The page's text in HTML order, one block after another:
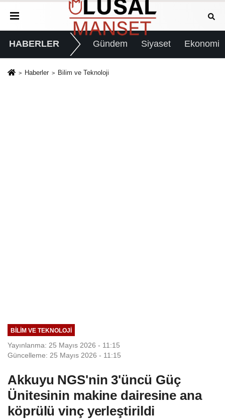
HABERLER Gündem Siyaset Ekonomi
Haberler Bilim ve Teknoloji
BILIM VE TEKNOLOJI
Yayınlanma: 25 Mayıs 2026 - 11:15
Güncelleme: 25 Mayıs 2026 - 11:15
Akkuyu NGS'nin 3'üncü Güç
Ünitesinin makine dairesine ana
köprülü vinç yerleştirildi